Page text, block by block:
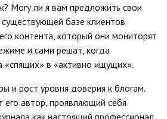
Могу ли я вам предложить свои
существующей базе клиентов
контента, который они мониторят
и сами решат, когда
«спящих» в «активно ищущих».
и рост уровня доверия к блогам.
его автор, проявляющий себя